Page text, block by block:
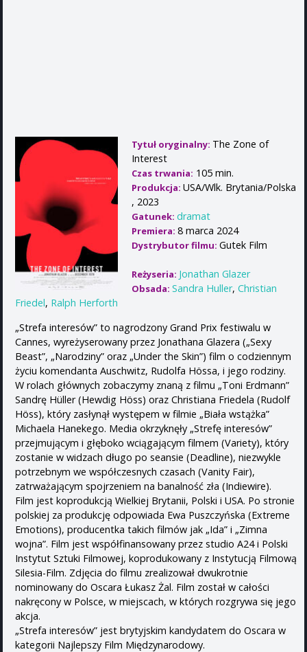
Tytuł oryginalny: The Zone of
Interest
Czas trwania: 105 min.
Produkcja: USA/Wlk. Brytania/Polska
, 2023
Gatunek: dramat
Premiera: 8 marca 2024
Dystrybutor filmu: Gutek Film
Reżyseria: Jonathan Glazer
Obsada: Sandra Huller, Christian
Friedel, Ralph Herforth
„Strefa interesów” to nagrodzony Grand Prix festiwalu w
Cannes, wyreżyserowany przez Jonathana Glazera („Sexy
Beast”, „Narodziny” oraz „Under the Skin”) film o codziennym
życiu komendanta Auschwitz, Rudolfa Hössa, i jego rodziny.
W rolach głównych zobaczymy znaną z filmu „Toni Erdmann”
Sandrę Hüller (Hewdig Höss) oraz Christiana Friedela (Rudolf
Höss), który zasłynął występem w filmie „Biała wstążka”
Michaela Hanekego. Media okrzyknęły „Strefę interesów”
przejmującym i głęboko wciągającym filmem (Variety), który
zostanie w widzach długo po seansie (Deadline), niezwykle
potrzebnym we współczesnych czasach (Vanity Fair),
zatrważającym spojrzeniem na banalność zła (Indiewire).
Film jest koprodukcją Wielkiej Brytanii, Polski i USA. Po stronie
polskiej za produkcję odpowiada Ewa Puszczyńska (Extreme
Emotions), producentka takich filmów jak „Ida” i „Zimna
wojna”. Film jest współfinansowany przez studio A24 i Polski
Instytut Sztuki Filmowej, koprodukowany z Instytucją Filmową
Silesia-Film. Zdjęcia do filmu zrealizował dwukrotnie
nominowany do Oscara Łukasz Żal. Film został w całości
nakręcony w Polsce, w miejscach, w których rozgrywa się jego
akcja.
„Strefa interesów” jest brytyjskim kandydatem do Oscara w
kategorii Najlepszy Film Międzynarodowy.